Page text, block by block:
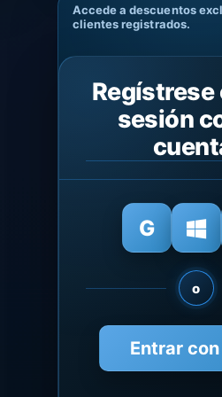
Accede a descuentos
clientes registrados.
Regístrese
sesión
o
Entrar